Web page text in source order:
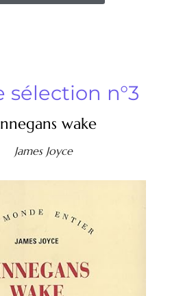
sélection n°3
wake
James Joyce